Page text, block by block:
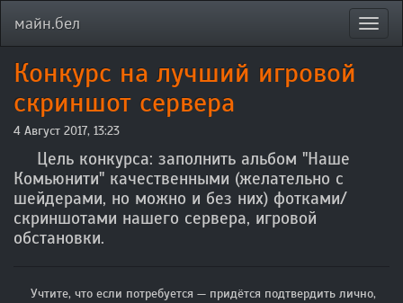
майн.бел
Конкурс на лучший игровой
скриншот сервера
4 Август 2017, 13:23
Цель конкурса: заполнить альбом "Наше
Комьюнити" качественными (желательно с
шейдерами, но можно и без них) фотками/
скриншотами нашего сервера, игровой
обстановки.
Учтите, что если потребуется — придётся подтвердить лично,